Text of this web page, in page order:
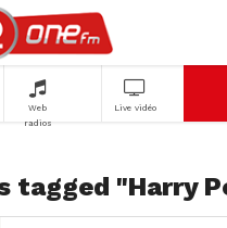
Web
radios
Live vidéo
tagged "Harry